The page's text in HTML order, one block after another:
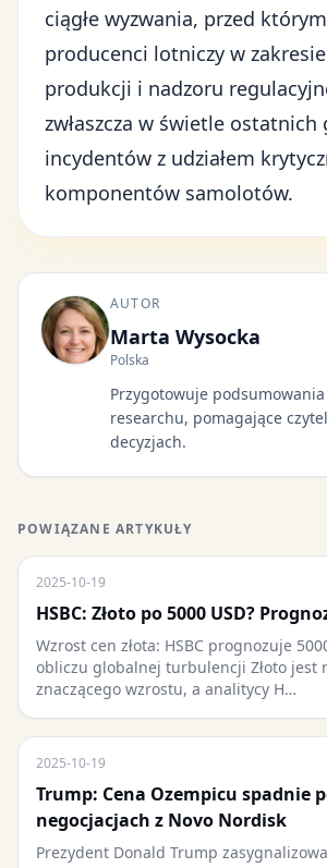
ciągłe wyzwania, przed
producenci lotniczy w
produkcji i nadzoru
zwłaszcza w świetle ostatnich
incydentów z udziałem
komponentów samolotów.
AUTOR
Marta Wysocka
Polska
Przygotowuje
researchu, pomagające
decyzjach.
POWIĄZANE ARTYKUŁY
2025-10-19
HSBC: Złoto po 5000 USD?
Wzrost cen złota: HSBC prognozuje
obliczu globalnej turbulencji Złoto jest
znaczącego wzrostu, a analitycy H…
2025-10-19
Trump: Cena Ozempicu spadnie
negocjacjach z Novo Nordisk
Prezydent Donald Trump